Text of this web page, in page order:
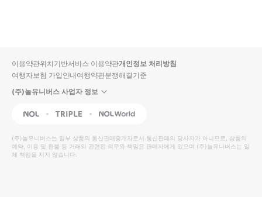
입니
다.
높
은
순
동
영
상
순
상
이용약관위치기반서비스 이용약관개인정보 처리방침
여행자보험 가입안내여행약관분쟁해결기준
(주)놀유니버스 사업자 정보
NOL Triple Interpark Global
(주)놀유니버스는 일부 상품의 통신판매중개자로서 통신판매의 당사자가 아니므로, 상품의
예약, 이용 및 환불 등 거래와 관련된 의무와 책임은 판매자에게 있으며 (주)놀유니버스는 일
체 책임을 지지 않습니다.